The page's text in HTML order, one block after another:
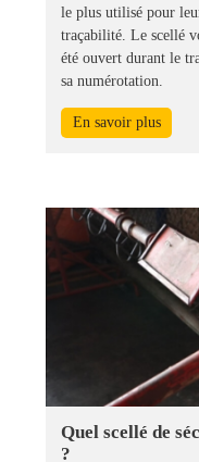
le plus utilisé pour
traçabilité. Le scellé
été ouvert durant le
sa numérotation.
En savoir plus
Quel scellé de
?